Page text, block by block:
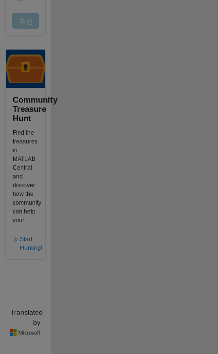
Community
Treasure
Hunt
Find the
treasures
in
MATLAB
Central
and
discover
how the
community
can help
you!
Start
Hunting!
Translated
by